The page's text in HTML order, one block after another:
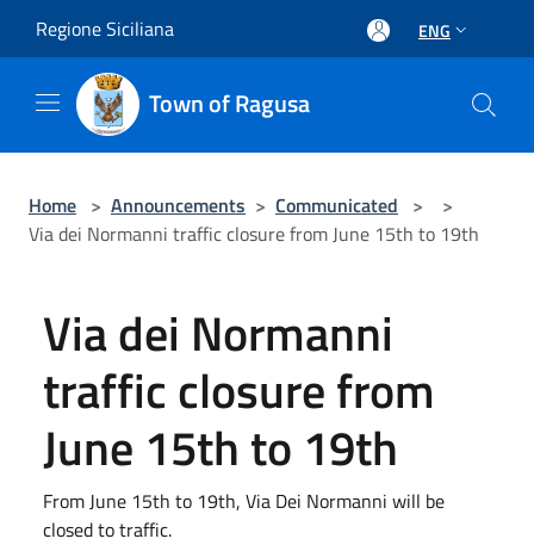
Regione Siciliana ENG
Town of Ragusa
Home > Announcements > Communicated >
>
Via dei Normanni traffic closure from June 15th to 19th
Via dei Normanni
traffic closure from
June 15th to 19th
From June 15th to 19th, Via Dei Normanni will be
closed to traffic.